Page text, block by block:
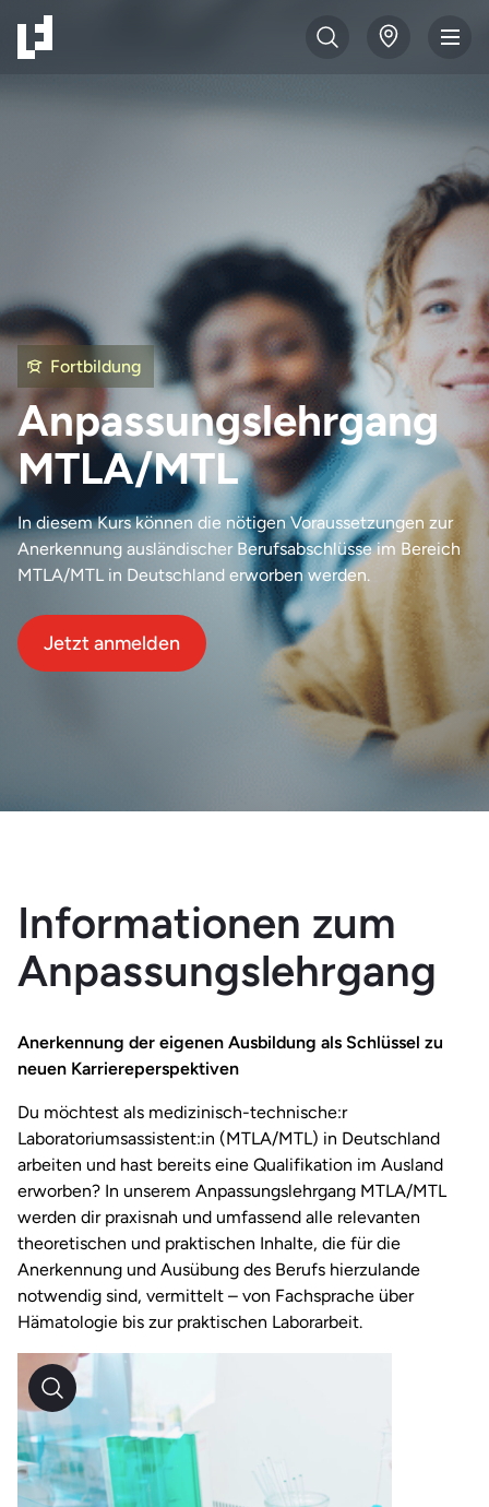
Fortbildung
Anpassungslehrgang
MTLA/MTL
In diesem Kurs können die nötigen Voraussetzungen zur
Anerkennung ausländischer Berufsabschlüsse im Bereich
MTLA/MTL in Deutschland erworben werden.
Jetzt anmelden
Informationen zum
Anpassungslehrgang
Anerkennung der eigenen Ausbildung als Schlüssel zu
neuen Karriereperspektiven
Du möchtest als medizinisch-technische:r
Laboratoriumsassistent:in (MTLA/MTL) in Deutschland
arbeiten und hast bereits eine Qualifikation im Ausland
erworben? In unserem Anpassungslehrgang MTLA/MTL
werden dir praxisnah und umfassend alle relevanten
theoretischen und praktischen Inhalte, die für die
Anerkennung und Ausübung des Berufs hierzulande
notwendig sind, vermittelt – von Fachsprache über
Hämatologie bis zur praktischen Laborarbeit.